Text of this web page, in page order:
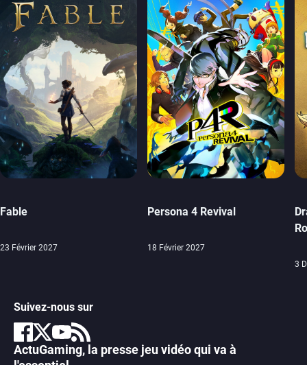
Fable
23 Février 2027
Persona 4 Revival
18 Février 2027
3
Suivez-nous sur
ActuGaming, la presse jeu vidéo qui va à